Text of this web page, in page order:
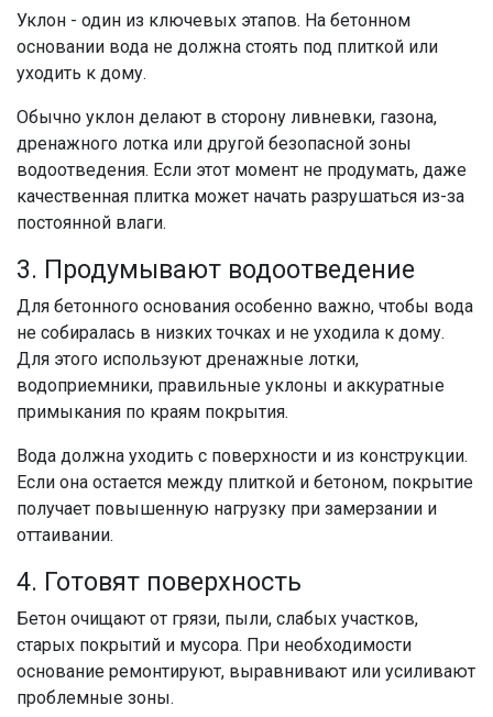
Уклон - один из ключевых этапов. На бетонном
основании вода не должна стоять под плиткой или
уходить к дому.
Обычно уклон делают в сторону ливневки, газона,
дренажного лотка или другой безопасной зоны
водоотведения. Если этот момент не продумать, даже
качественная плитка может начать разрушаться из-за
постоянной влаги.
3. Продумывают водоотведение
Для бетонного основания особенно важно, чтобы вода
не собиралась в низких точках и не уходила к дому.
Для этого используют дренажные лотки,
водоприемники, правильные уклоны и аккуратные
примыкания по краям покрытия.
Вода должна уходить с поверхности и из конструкции.
Если она остается между плиткой и бетоном, покрытие
получает повышенную нагрузку при замерзании и
оттаивании.
4. Готовят поверхность
Бетон очищают от грязи, пыли, слабых участков,
старых покрытий и мусора. При необходимости
основание ремонтируют, выравнивают или усиливают
проблемные зоны.